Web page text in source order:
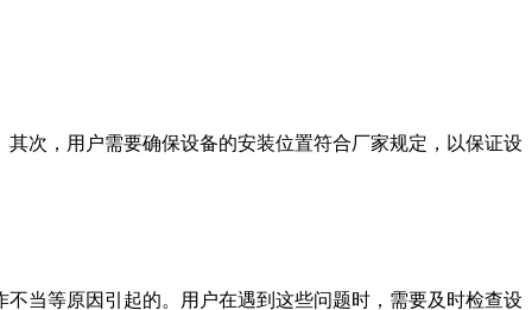
次，用户需要确保设备的安装位置符合厂家规定，以保证设
当等原因引起的。用户在遇到这些问题时，需要及时检查设